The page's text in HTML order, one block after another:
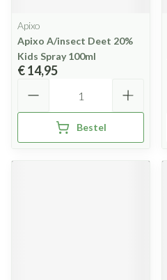
Apixo
Apixo A/insect Deet 20%
Kids Spray 100ml
€ 14,95
Bestel